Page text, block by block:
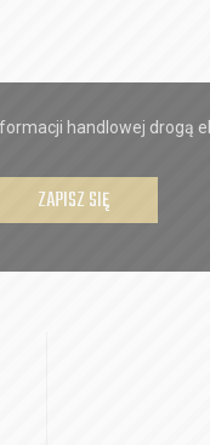
handlowej drogą
ZAPISZ SIĘ